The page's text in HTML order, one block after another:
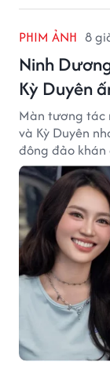
PHIM ẢNH 8
Ninh
Kỳ Duyên
Màn tương tác
và Kỳ Duyên
đông đảo khán